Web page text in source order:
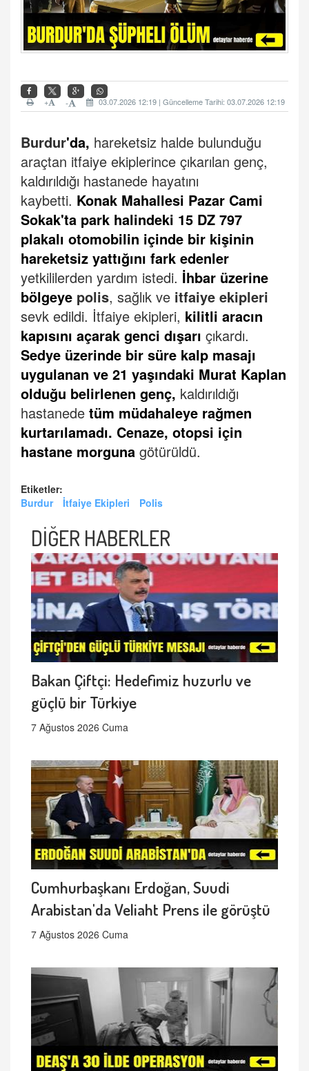
03.07.2026 12:19 | Güncelleme Tarihi: 03.07.2026 12:19
-
+
Burdur'da, hareketsiz halde bulunduğu
araçtan itfaiye ekiplerince çıkarılan genç,
kaldırıldığı hastanede hayatını
kaybetti. Konak Mahallesi Pazar Cami
Sokak'ta park halindeki 15 DZ 797
plakalı otomobilin içinde bir kişinin
hareketsiz yattığını fark edenler
yetkililerden yardım istedi. İhbar üzerine
bölgeye polis, sağlık ve itfaiye ekipleri
sevk edildi. İtfaiye ekipleri, kilitli aracın
kapısını açarak genci dışarı çıkardı.
Sedye üzerinde bir süre kalp masajı
uygulanan ve 21 yaşındaki Murat Kaplan
olduğu belirlenen genç, kaldırıldığı
hastanede tüm müdahaleye rağmen
kurtarılamadı. Cenaze, otopsi için
hastane morguna götürüldü.
Etiketler:
Burdur
İtfaiye Ekipleri Polis
DİĞER HABERLER
Bakan Çiftçi: Hedefimiz huzurlu ve
güçlü bir Türkiye
7 Ağustos 2026 Cuma
Cumhurbaşkanı Erdoğan, Suudi
Arabistan'da Veliaht Prens ile görüştü
7 Ağustos 2026 Cuma